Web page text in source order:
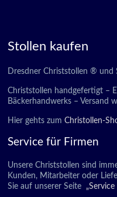
Stollen kaufen
Dresdner Christstollen ® und
Christstollen handgefertigt –
Bäckerhandwerks – Versand
Hier gehts zumChristollen-
Service für Firmen
Unsere Christstollen sind
Kunden, Mitarbeiter oder
Sie auf unserer Seite